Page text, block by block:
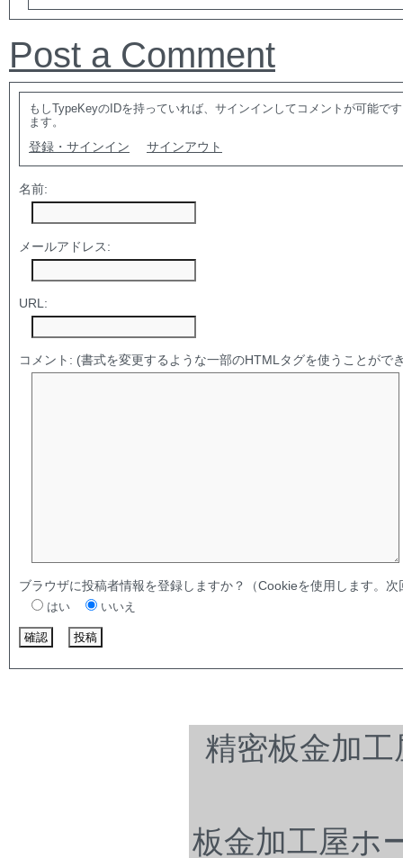
Post a Comment
もしTypeKeyのIDを持っていれば、サインインしてコメントが可能で
ます。
登録・サインイン サインアウト
名前:
メールアドレス:
URL:
コメント: (書式を変更するような一部のHTMLタグを使うことがで
ブラウザに投稿者情報を登録しますか？（Cookieを使用します。
はい いいえ
精密板金加
板金加工屋ホ